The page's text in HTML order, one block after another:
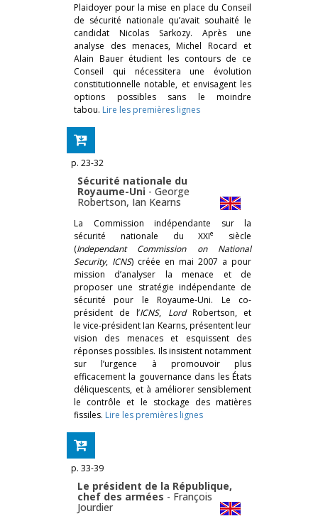
Plaidoyer pour la mise en place du Conseil
de sécurité nationale qu’avait souhaité le
candidat Nicolas Sarkozy. Après une
analyse des menaces, Michel Rocard et
Alain Bauer étudient les contours de ce
Conseil qui nécessitera une évolution
constitutionnelle notable, et envisagent les
options possibles sans le moindre
tabou. Lire les premières lignes
p. 23-32
Sécurité nationale du
Royaume-Uni - George
Robertson, Ian Kearns
La Commission indépendante sur la
sécurité nationale du XXIe
siècle
(Independant Commission on National
Security, ICNS) créée en mai 2007 a pour
mission d’analyser la menace et de
proposer une stratégie indépendante de
sécurité pour le Royaume-Uni. Le co-
président de l’ICNS, Lord Robertson, et
le vice-président Ian Kearns, présentent leur
vision des menaces et esquissent des
réponses possibles. Ils insistent notamment
sur l’urgence à promouvoir plus
efficacement la gouvernance dans les États
déliquescents, et à améliorer sensiblement
le contrôle et le stockage des matières
fissiles. Lire les premières lignes
p. 33-39
Le président de la République,
chef des armées - François
Jourdier